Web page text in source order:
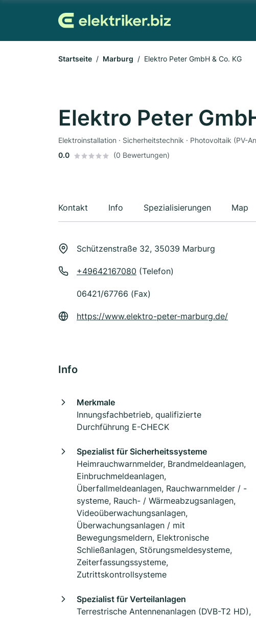
Startseite Marburg Elektro Peter GmbH & Co. KG
Elektro Peter
Elektroinstallation · Sicherheitstechnik · Photovoltaik (PV-
0.0
(0 Bewertungen)
Kontakt Info Spezialisierungen Map
Schützenstraße 32, 35039 Marburg
+49642167080 (Telefon)
06421/67766 (Fax)
https://www.elektro-peter-marburg.de/
Info
Merkmale
Innungsfachbetrieb, qualifizierte
Durchführung E-CHECK
Spezialist für Sicherheitssysteme
Heimrauchwarnmelder, Brandmeldeanlagen,
Einbruchmeldeanlagen,
Überfallmeldeanlagen, Rauchwarnmelder / -
systeme, Rauch- / Wärmeabzugsanlagen,
Videoüberwachungsanlagen,
Überwachungsanlagen / mit
Bewegungsmeldern, Elektronische
Schließanlagen, Störungsmeldesysteme,
Zeiterfassungssysteme,
Zutrittskontrollsysteme
Spezialist für Verteilanlagen
Terrestrische Antennenanlagen (DVB-T2 HD),